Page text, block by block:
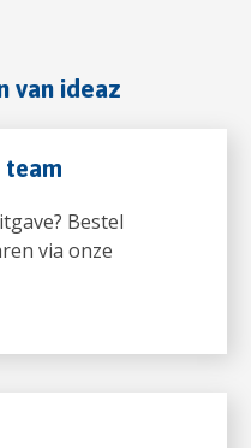
van ideaz
team
Bestel
via onze